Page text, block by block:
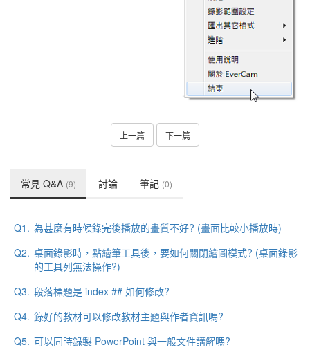
上一篇 下一篇
常見 Q&A (9) 討論 筆記 (0)
Q1. 為甚麼有時候錄完後播放的畫質不好? (畫面比較小播放時)
Q2. 桌面錄影時，點繪筆工具後，要如何關閉繪圖模式? (桌面錄影
的工具列無法操作?)
Q3. 段落標題是 index ## 如何修改?
Q4. 錄好的教材可以修改教材主題與作者資訊嗎?
Q5. 可以同時錄製 PowerPoint 與一般文件講解嗎?